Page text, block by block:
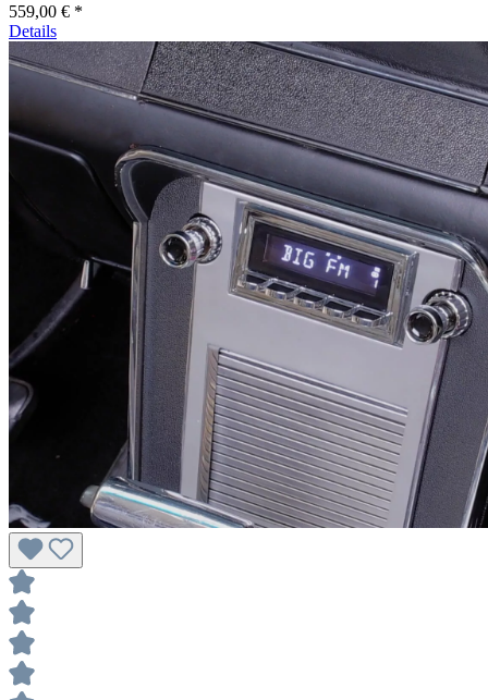
559,00 € *
Details